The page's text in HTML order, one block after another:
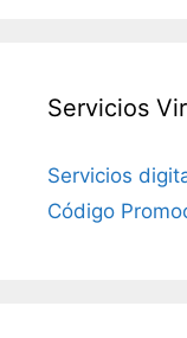
Servicios
Servicios
Código